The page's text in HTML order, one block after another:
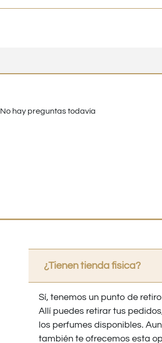
No hay preguntas todavía
¿Tienen tienda fisica?
Sí, tenemos un punto de
Allí puedes retirar tus
los perfumes disponibles.
también te ofrecemos esta